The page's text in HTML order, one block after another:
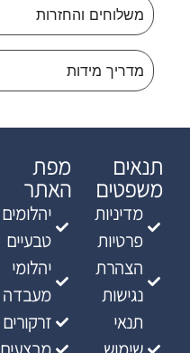
משלוחים והחזרות
מדריך מידות
מפת
האתר
יהלומים
טבעיים
יהלומי
מעבדה
זרקורים
תנאים
משפטים
מדיניות
פרטיות
הצהרת
נגישות
תנאי